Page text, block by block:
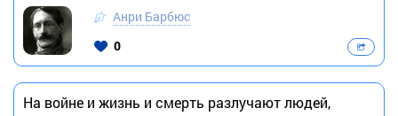
Анри Барбюс
0
На войне и жизнь и смерть разлучают людей,